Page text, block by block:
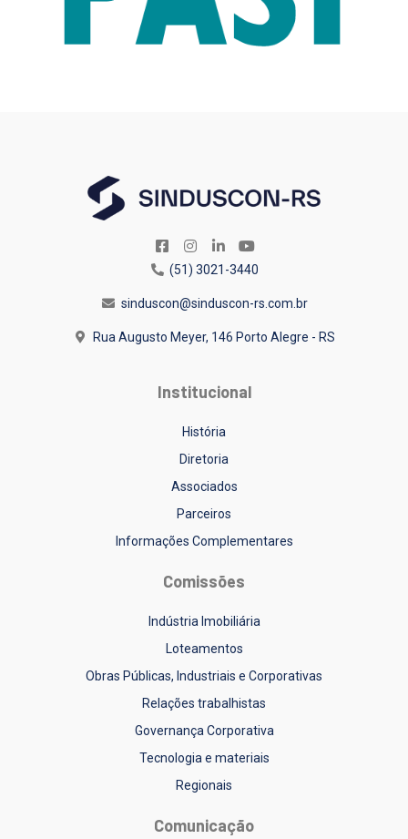
(51) 3021-3440
sinduscon@sinduscon-rs.com.br
Rua Augusto Meyer, 146 Porto Alegre - RS
Institucional
História
Diretoria
Associados
Parceiros
Informações Complementares
Comissões
Indústria Imobiliária
Loteamentos
Obras Públicas, Industriais e Corporativas
Relações trabalhistas
Governança Corporativa
Tecnologia e materiais
Regionais
Comunicação